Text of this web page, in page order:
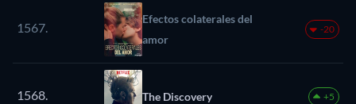
1567.
Efectos colaterales del
amor
-20
1568. The Discovery +5